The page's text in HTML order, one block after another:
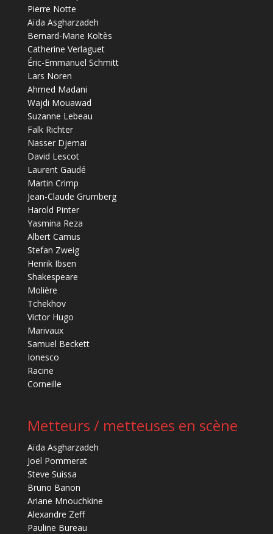
Pierre Notte
Aïda Asgharzadeh
Bernard-Marie Koltès
Catherine Verlaguet
Éric-Emmanuel Schmitt
Lars Noren
Ahmed Madani
Wajdi Mouawad
Suzanne Lebeau
Falk Richter
Nasser Djemaï
David Lescot
Laurent Gaudé
Martin Crimp
Jean-Claude Grumberg
Harold Pinter
Yasmina Reza
Albert Camus
Stefan Zweig
Henrik Ibsen
Shakespeare
Molière
Tchekhov
Victor Hugo
Marivaux
Samuel Beckett
Ionesco
Racine
Corneille
Metteurs / metteuses en scène
Aïda Asgharzadeh
Joël Pommerat
Steve Suissa
Bruno Banon
Ariane Mnouchkine
Alexandre Zeff
Pauline Bureau